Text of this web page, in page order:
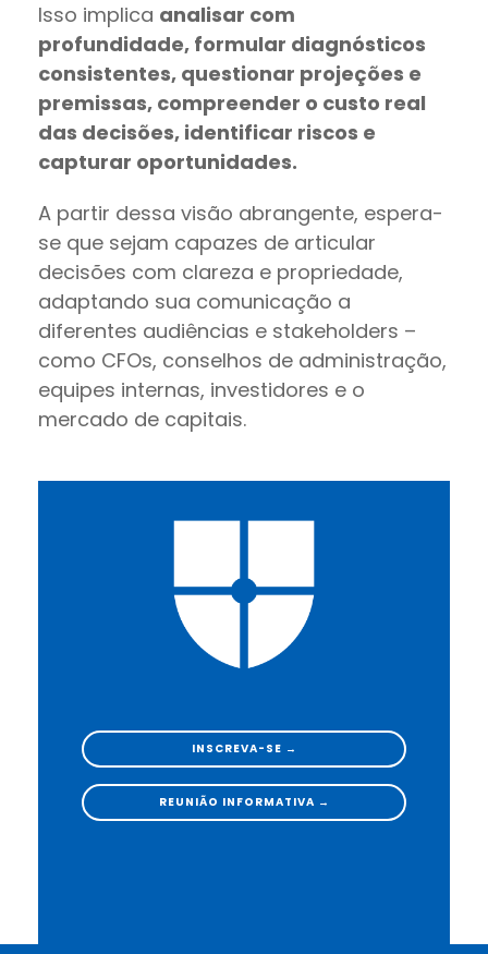
Isso implica analisar com
profundidade, formular diagnósticos
consistentes, questionar projeções e
premissas, compreender o custo real
das decisões, identificar riscos e
capturar oportunidades.
A partir dessa visão abrangente, espera-
se que sejam capazes de articular
decisões com clareza e propriedade,
adaptando sua comunicação a
diferentes audiências e stakeholders –
como CFOs, conselhos de administração,
equipes internas, investidores e o
mercado de capitais.
INSCREVA-SE →
REUNIÃO INFORMATIVA →